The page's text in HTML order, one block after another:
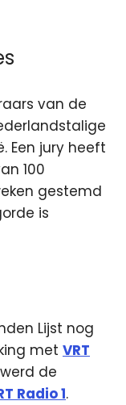
van de
Een jury heeft
100
gestemd
is
Lijst nog
met VRT
werd de
Radio 1.